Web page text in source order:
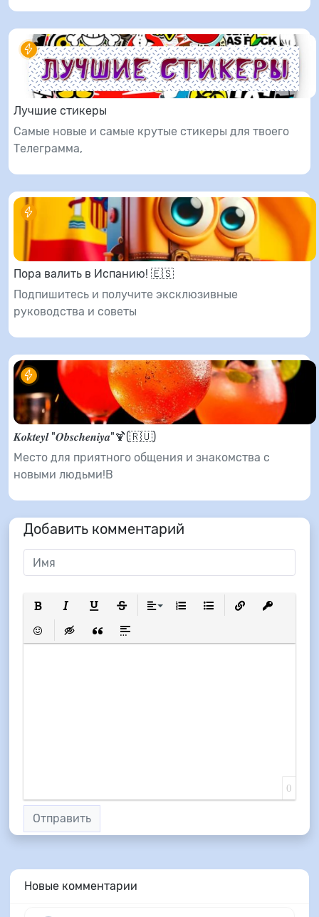
Лучшие стикеры
Самые новые и самые крутые стикеры для твоего
Телеграмма,
Пора валить в Испанию! 🇪🇸
Подпишитесь и получите эксклюзивные
руководства и советы
𝑲𝒐𝒌𝒕𝒆𝒚𝒍 "𝑶𝒃𝒔𝒄𝒉𝒆𝒏𝒊𝒚𝒂"🍹(🇷🇺)
Место для приятного общения и знакомства с
новыми людьми!В
Добавить комментарий
Полужирный
Курсив
Вставить смайлик
Вставка скрытого текста
Вставка цитаты
Вставка спойлера
0
Отправить
Новые комментарии